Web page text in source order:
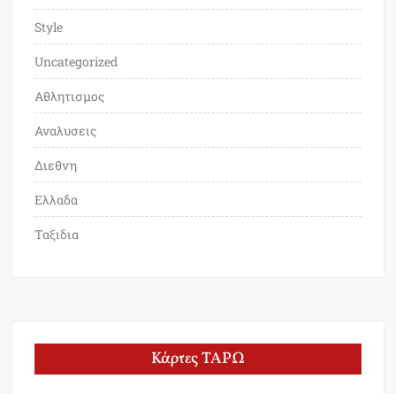
Style
Uncategorized
Αθλητισμος
Αναλυσεις
Διεθνη
Ελλαδα
Ταξιδια
Κάρτες ΤΑΡΩ